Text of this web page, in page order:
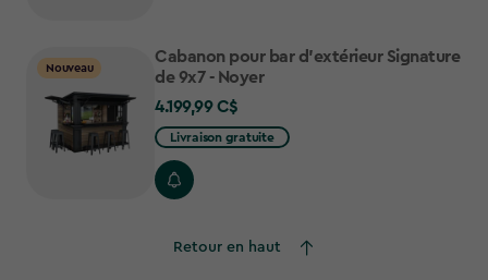
Nouveau
Cabanon pour bar d’extérieur Signature
de 9x7 - Noyer
4.199,99
C$
4.199,99 C$
Livraison gratuite
Retour en haut